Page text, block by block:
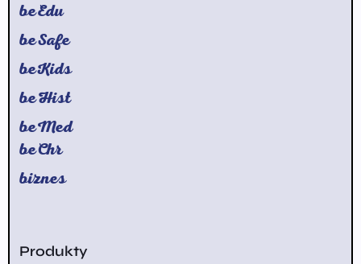
beEdu
beSafe
beKids
beHist
beMed
beChr
biznes
Produkty